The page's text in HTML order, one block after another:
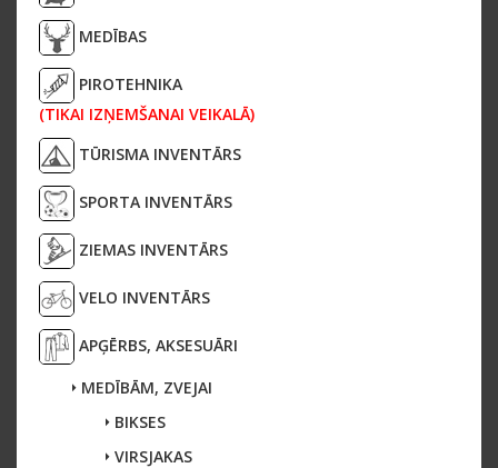
MEDĪBAS
PIROTEHNIKA
(TIKAI IZŅEMŠANAI VEIKALĀ)
TŪRISMA INVENTĀRS
SPORTA INVENTĀRS
ZIEMAS INVENTĀRS
VELO INVENTĀRS
APĢĒRBS, AKSESUĀRI
MEDĪBĀM, ZVEJAI
BIKSES
VIRSJAKAS